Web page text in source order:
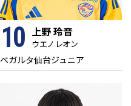
上野 玲音
ウエノ レオン
10
ベガルタ仙台ジュニア